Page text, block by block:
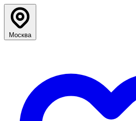
Москва